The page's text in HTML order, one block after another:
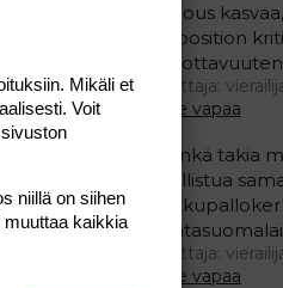
"Talous
opposition
Aloittaja:
Aihe vapaa
”Minkä takia
osallistua
Aloittaja:
Aihe vapaa
Mikäli et
Voit
niillä on siihen
kaikkia